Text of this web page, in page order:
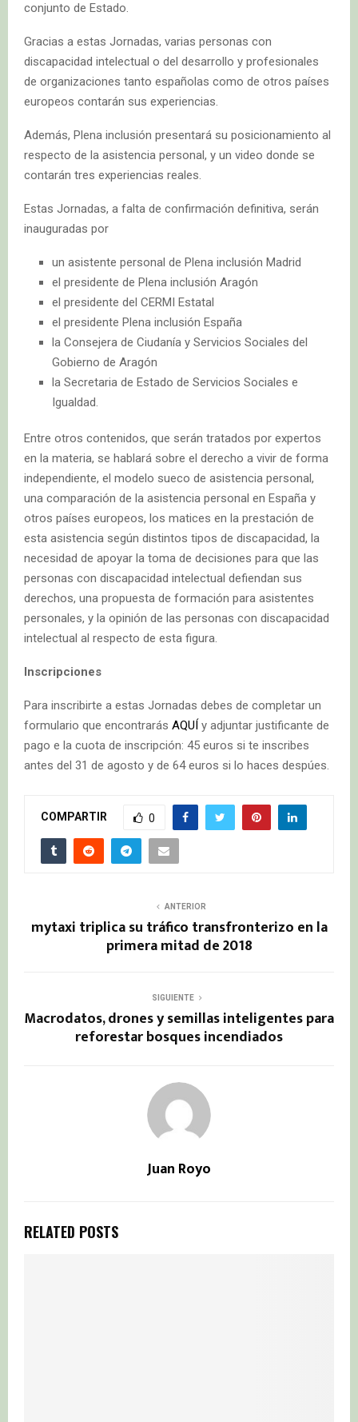
conjunto de Estado.
Gracias a estas Jornadas, varias personas con
discapacidad intelectual o del desarrollo y profesionales
de organizaciones tanto españolas como de otros países
europeos contarán sus experiencias.
Además, Plena inclusión presentará su posicionamiento al
respecto de la asistencia personal, y un video donde se
contarán tres experiencias reales.
Estas Jornadas, a falta de confirmación definitiva, serán
inauguradas por
un asistente personal de Plena inclusión Madrid
el presidente de Plena inclusión Aragón
el presidente del CERMI Estatal
el presidente Plena inclusión España
la Consejera de Ciudanía y Servicios Sociales del
Gobierno de Aragón
la Secretaria de Estado de Servicios Sociales e
Igualdad.
Entre otros contenidos, que serán tratados por expertos
en la materia, se hablará sobre el derecho a vivir de forma
independiente, el modelo sueco de asistencia personal,
una comparación de la asistencia personal en España y
otros países europeos, los matices en la prestación de
esta asistencia según distintos tipos de discapacidad, la
necesidad de apoyar la toma de decisiones para que las
personas con discapacidad intelectual defiendan sus
derechos, una propuesta de formación para asistentes
personales, y la opinión de las personas con discapacidad
intelectual al respecto de esta figura.
Inscripciones
Para inscribirte a estas Jornadas debes de completar un
formulario que encontrarás AQUÍ y adjuntar justificante de
pago e la cuota de inscripción: 45 euros si te inscribes
antes del 31 de agosto y de 64 euros si lo haces despúes.
COMPARTIR 0
ANTERIOR
mytaxi triplica su tráfico transfronterizo en la
primera mitad de 2018
SIGUIENTE
Macrodatos, drones y semillas inteligentes para
reforestar bosques incendiados
Juan Royo
RELATED POSTS